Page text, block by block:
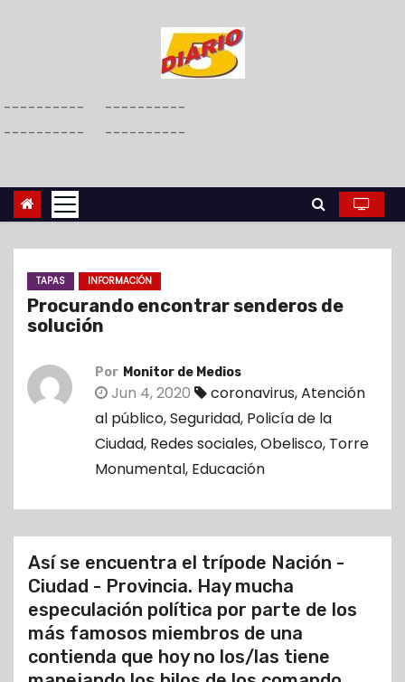
a
r
l
----------
----------
----------
----------
TAPAS INFORMACIÓN
Procurando encontrar senderos de
solución
Por Monitor de Medios
Jun 4, 2020 coronavirus,Atención
al público,Seguridad, Policía de la
Ciudad, Redes sociales,Obelisco, Torre
Monumental, Educación
Así se encuentra el trípode Nación -
Ciudad - Provincia. Hay mucha
especulación política por parte de los
más famosos miembros de una
contienda que hoy no los/las tiene